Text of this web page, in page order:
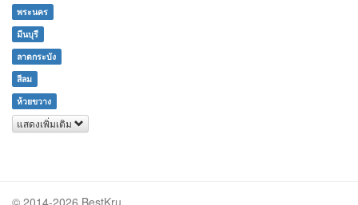
พระนคร
มีนบุรี
ลาดกระบัง
สีลม
ห้วยขวาง
แสดงเพิ่มเติม
© 2014-2026 BestKru